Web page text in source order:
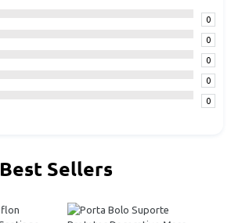
0
0
0
0
0
Best Sellers